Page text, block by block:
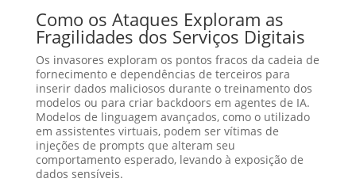
Como os Ataques Exploram as
Fragilidades dos Serviços Digitais
Os invasores exploram os pontos fracos da cadeia de
fornecimento e dependências de terceiros para
inserir dados maliciosos durante o treinamento dos
modelos ou para criar backdoors em agentes de IA.
Modelos de linguagem avançados, como o utilizado
em assistentes virtuais, podem ser vítimas de
injeções de prompts que alteram seu
comportamento esperado, levando à exposição de
dados sensíveis.